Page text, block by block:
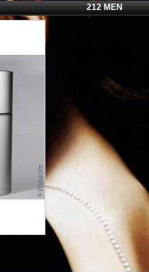
212 MEN